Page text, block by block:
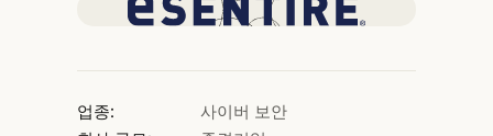
업종:
사이버 보안